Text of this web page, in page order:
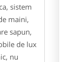
sistem
maini,
sapun,
de lux
nu